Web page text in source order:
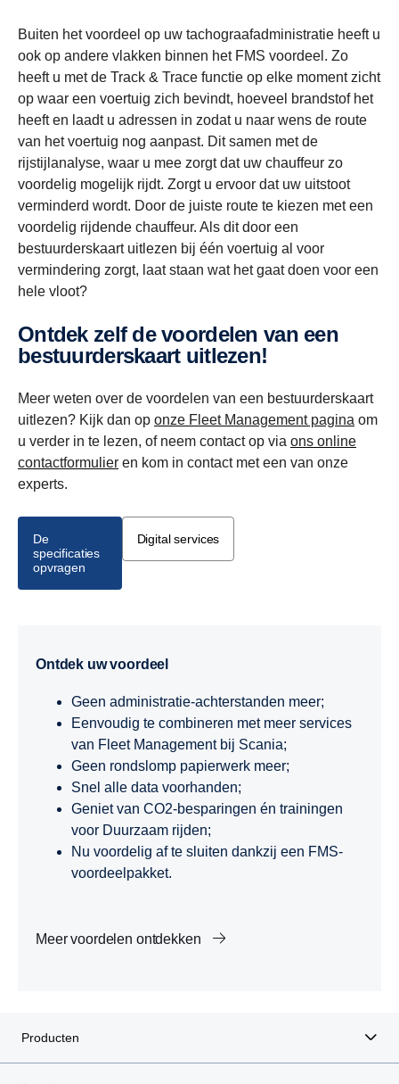
Buiten het voordeel op uw tachograafadministratie heeft u
ook op andere vlakken binnen het FMS voordeel. Zo
heeft u met de Track & Trace functie op elke moment zicht
op waar een voertuig zich bevindt, hoeveel brandstof het
heeft en laadt u adressen in zodat u naar wens de route
van het voertuig nog aanpast. Dit samen met de
rijstijlanalyse, waar u mee zorgt dat uw chauffeur zo
voordelig mogelijk rijdt. Zorgt u ervoor dat uw uitstoot
verminderd wordt. Door de juiste route te kiezen met een
voordelig rijdende chauffeur. Als dit door een
bestuurderskaart uitlezen bij één voertuig al voor
vermindering zorgt, laat staan wat het gaat doen voor een
hele vloot?
Ontdek zelf de voordelen van een
bestuurderskaart uitlezen!
Meer weten over de voordelen van een bestuurderskaart
uitlezen? Kijk dan op onze Fleet Management pagina om
u verder in te lezen, of neem contact op via ons online
contactformulier en kom in contact met een van onze
experts.
De
specificaties
opvragen
Digital services
Ontdek uw voordeel
Geen administratie-achterstanden meer;
Eenvoudig te combineren met meer services
van Fleet Management bij Scania;
Geen rondslomp papierwerk meer;
Snel alle data voorhanden;
Geniet van CO2-besparingen én trainingen
voor Duurzaam rijden;
Nu voordelig af te sluiten dankzij een FMS-
voordeelpakket.
Meer voordelen ontdekken
Producten